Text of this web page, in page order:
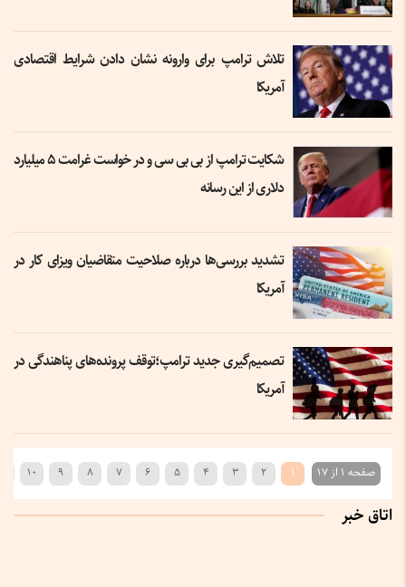
تلاش ترامپ برای وارونه نشان دادن شرایط اقتصادی
آمریکا
شکایت ترامپ از بی بی سی و در خواست غرامت ۵ میلیارد
دلاری از این رسانه‌
تشدید بررسی‌ها درباره صلاحیت متقاضیان ویزای کار در
آمریکا
تصمیم‌گیری جدید ترامپ؛توقف پرونده‌های پناهندگی در
آمریکا
صفحه 1 از 17 1
2
3
4
5
6
7
8
9
10
اتاق خبر